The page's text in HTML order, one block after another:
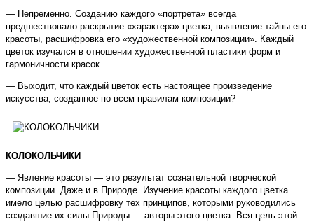
— Непременно. Созданию каждого «портрета» всегда
предшествовало раскрытие «характера» цветка, выявление тайны его
красоты, расшифровка его «художественной композиции». Каждый
цветок изучался в отношении художественной пластики форм и
гармоничности красок.
— Выходит, что каждый цветок есть настоящее произведение
искусства, созданное по всем правилам композиции?
КОЛОКОЛЬЧИКИ
— Явление красоты — это результат сознательной творческой
композиции. Даже и в Природе. Изучение красоты каждого цветка
имело целью расшифровку тех принципов, которыми руководились
создавшие их силы Природы — авторы этого цветка. Вся цель этой